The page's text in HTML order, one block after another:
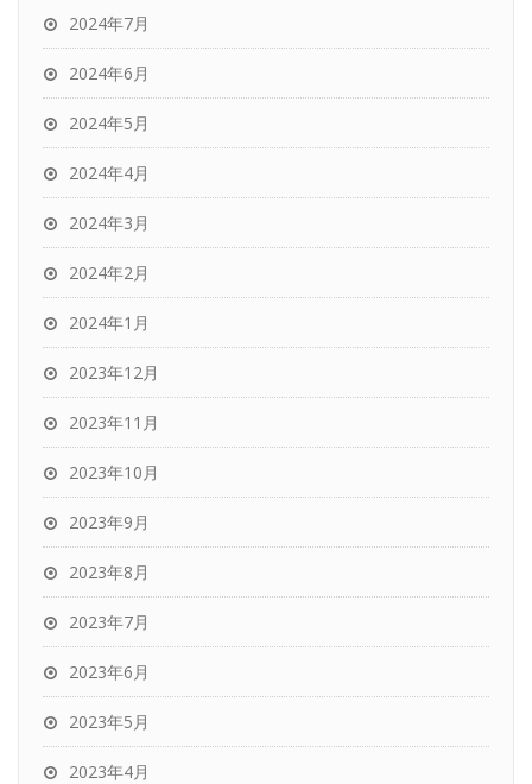
2024年7月
2024年6月
2024年5月
2024年4月
2024年3月
2024年2月
2024年1月
2023年12月
2023年11月
2023年10月
2023年9月
2023年8月
2023年7月
2023年6月
2023年5月
2023年4月